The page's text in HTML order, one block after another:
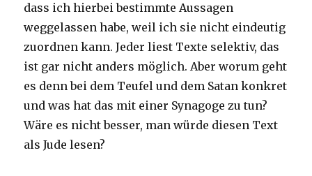
dass ich hierbei bestimmte Aussagen
weggelassen habe, weil ich sie nicht eindeutig
zuordnen kann. Jeder liest Texte selektiv, das
ist gar nicht anders möglich. Aber worum geht
es denn bei dem Teufel und dem Satan konkret
und was hat das mit einer Synagoge zu tun?
Wäre es nicht besser, man würde diesen Text
als Jude lesen?